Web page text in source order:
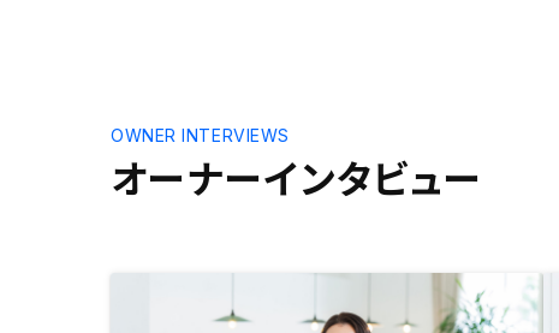
オーナーインタビュー
OWNER INTERVIEWS